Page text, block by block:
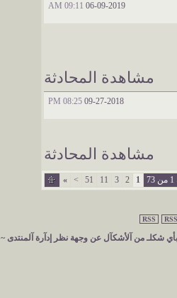
06-09-2019
09:11 AM
مشاهدة المحادثة
09-27-2018
08:25 PM
مشاهدة المحادثة
1
2
3
11
51
>
»
RSS
شكلـ من آلأشكآل عن وجهة نظر إدآرة آلمنتدى ~